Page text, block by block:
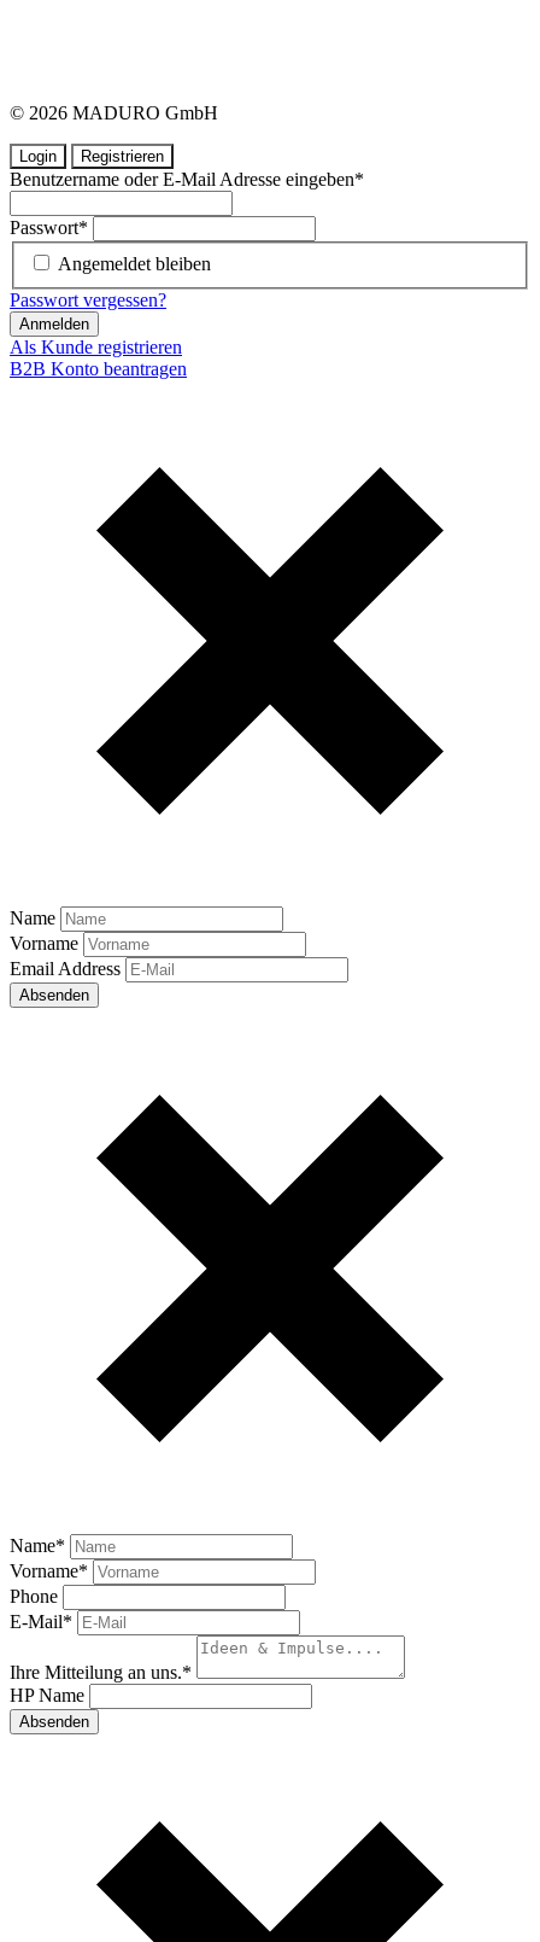
© 2026 MADURO GmbH
Login Registrieren
Benutzername oder E-Mail Adresse eingeben*
Passwort*
Angemeldet bleiben
Passwort vergessen?
Anmelden
Als Kunde registrieren
B2B Konto beantragen
Name
Vorname
Email Address
Name*
Vorname*
Phone
E-Mail*
Ihre Mitteilung an uns.*
HP Name
Absenden